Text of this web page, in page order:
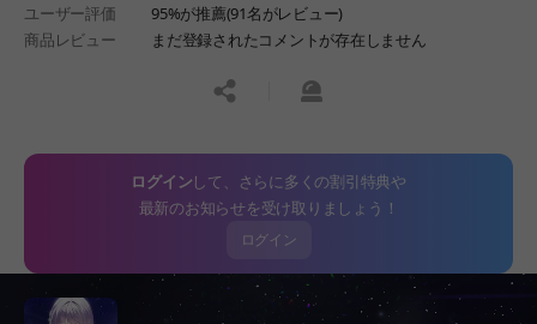
ユーザー評価
95%が推薦(91名がレビュー)
商品レビュー
まだ登録されたコメントが存在しません
공유하기신고하기
ログインして、さらに多くの割引特典や
最新のお知らせを受け取りましょう！
ログイン